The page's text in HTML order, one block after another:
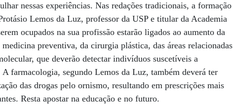
nessas experiências. Nas redações tradicionais, a formação
Lemos da Luz, professor da USP e titular da Academia
ocupados na sua profissão estarão ligados ao aumento da
preventiva, da cirurgia plástica, das áreas relacionadas
que deverão detectar indivíduos suscetíveis a
farmacologia, segundo Lemos da Luz, também deverá ter
das drogas pelo ornismo, resultando em prescrições mais
Resta apostar na educação e no futuro.